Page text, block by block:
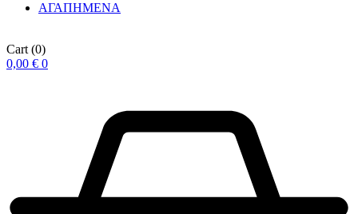
ΑΓΑΠΗΜΕΝΑ
Cart (0)
0,00 € 0